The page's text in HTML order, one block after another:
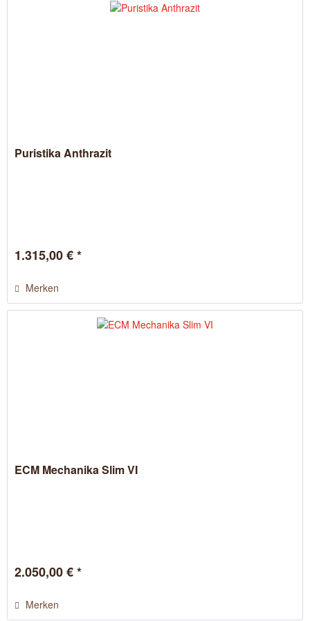
Puristika Anthrazit
1.315,00 € *
Merken
ECM Mechanika Slim VI
2.050,00 € *
Merken